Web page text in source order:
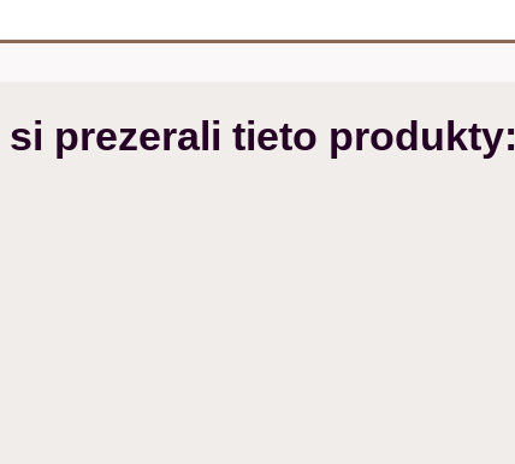
prezerali tieto produkty: